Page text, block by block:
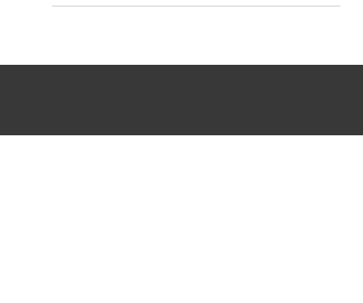
su regreso al BAUM Festival tras siete años desde su